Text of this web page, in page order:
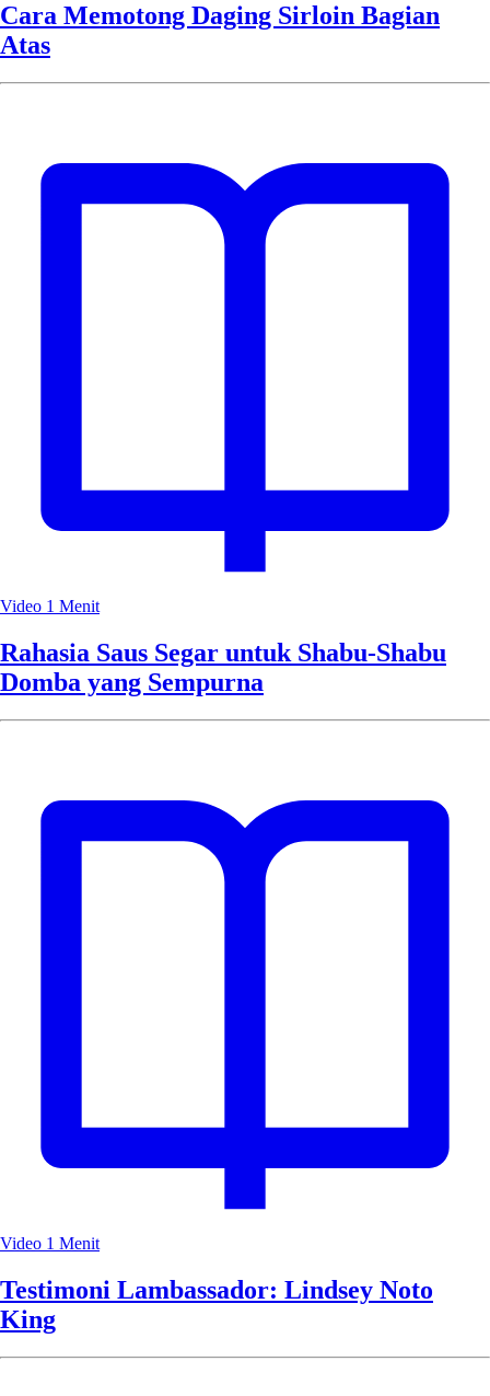
Cara Memotong Daging Sirloin Bagian
Atas
Video 1 Menit
Rahasia Saus Segar untuk Shabu-Shabu
Domba yang Sempurna
Video 1 Menit
Testimoni Lambassador: Lindsey Noto
King